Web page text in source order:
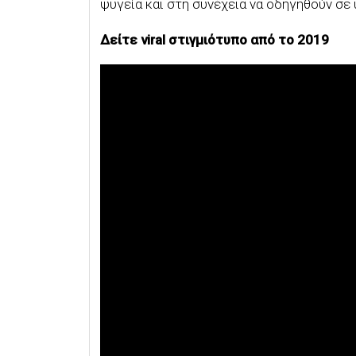
ψυγεία και στη συνέχεια να οδηγηθούν σε
Δείτε viral στιγμιότυπο από το 2019